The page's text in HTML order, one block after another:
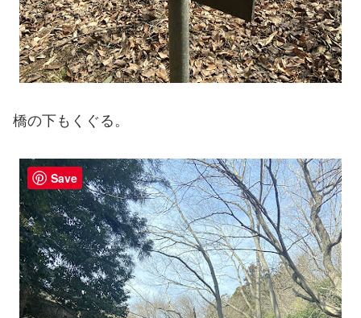
橋の下もくぐる。
Save